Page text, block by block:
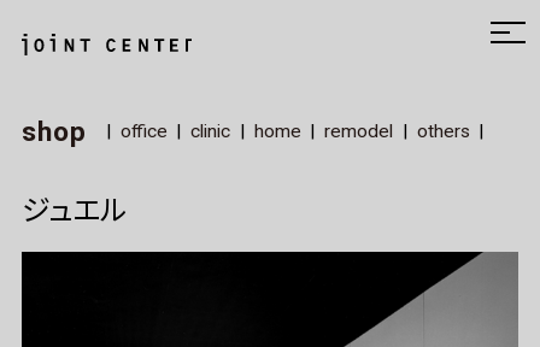
shop office clinic home remodel others
ジュエル